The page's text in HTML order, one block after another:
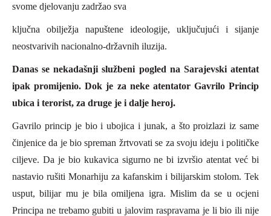
svome djelovanju zadržao sva
ključna obilježja napuštene ideologije, uključujući i sijanje
neostvarivih nacionalno-državnih iluzija.
Danas se nekadašnji službeni pogled na Sarajevski atentat
ipak promijenio. Dok je za neke atentator Gavrilo Princip
ubica i terorist, za druge je i dalje heroj.
Gavrilo princip je bio i ubojica i junak, a što proizlazi iz same
činjenice da je bio spreman žrtvovati se za svoju ideju i političke
ciljeve. Da je bio kukavica sigurno ne bi izvršio atentat već bi
nastavio rušiti Monarhiju za kafanskim i bilijarskim stolom. Tek
usput, bilijar mu je bila omiljena igra. Mislim da se u ocjeni
Principa ne trebamo gubiti u jalovim raspravama je li bio ili nije